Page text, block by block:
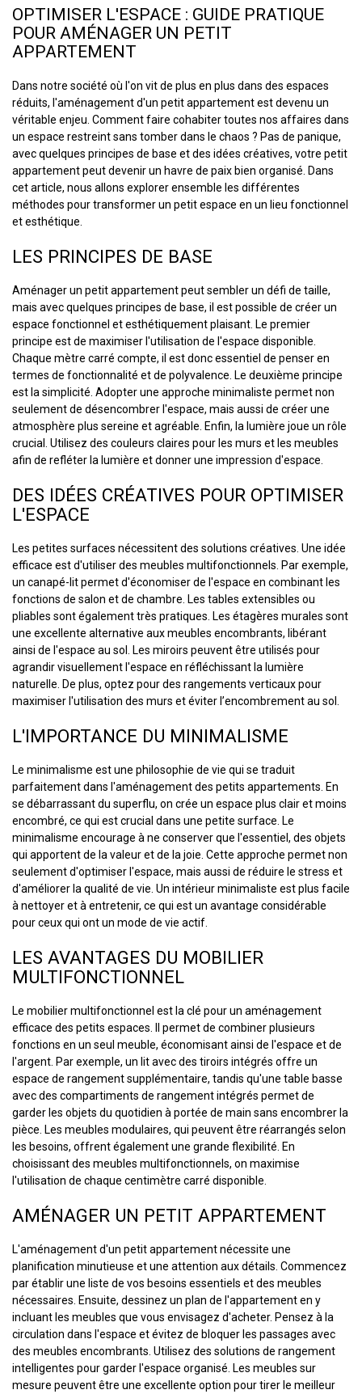
OPTIMISER L'ESPACE : GUIDE PRATIQUE
POUR AMÉNAGER UN PETIT
APPARTEMENT
Dans notre société où l'on vit de plus en plus dans des espaces
réduits, l'aménagement d'un petit appartement est devenu un
véritable enjeu. Comment faire cohabiter toutes nos affaires dans
un espace restreint sans tomber dans le chaos ? Pas de panique,
avec quelques principes de base et des idées créatives, votre petit
appartement peut devenir un havre de paix bien organisé. Dans
cet article, nous allons explorer ensemble les différentes
méthodes pour transformer un petit espace en un lieu fonctionnel
et esthétique.
LES PRINCIPES DE BASE
Aménager un petit appartement peut sembler un défi de taille,
mais avec quelques principes de base, il est possible de créer un
espace fonctionnel et esthétiquement plaisant. Le premier
principe est de maximiser l'utilisation de l'espace disponible.
Chaque mètre carré compte, il est donc essentiel de penser en
termes de fonctionnalité et de polyvalence. Le deuxième principe
est la simplicité. Adopter une approche minimaliste permet non
seulement de désencombrer l'espace, mais aussi de créer une
atmosphère plus sereine et agréable. Enfin, la lumière joue un rôle
crucial. Utilisez des couleurs claires pour les murs et les meubles
afin de refléter la lumière et donner une impression d'espace.
DES IDÉES CRÉATIVES POUR OPTIMISER
L'ESPACE
Les petites surfaces nécessitent des solutions créatives. Une idée
efficace est d'utiliser des meubles multifonctionnels. Par exemple,
un canapé-lit permet d'économiser de l'espace en combinant les
fonctions de salon et de chambre. Les tables extensibles ou
pliables sont également très pratiques. Les étagères murales sont
une excellente alternative aux meubles encombrants, libérant
ainsi de l'espace au sol. Les miroirs peuvent être utilisés pour
agrandir visuellement l'espace en réfléchissant la lumière
naturelle. De plus, optez pour des rangements verticaux pour
maximiser l'utilisation des murs et éviter l’encombrement au sol.
L'IMPORTANCE DU MINIMALISME
Le minimalisme est une philosophie de vie qui se traduit
parfaitement dans l'aménagement des petits appartements. En
se débarrassant du superflu, on crée un espace plus clair et moins
encombré, ce qui est crucial dans une petite surface. Le
minimalisme encourage à ne conserver que l'essentiel, des objets
qui apportent de la valeur et de la joie. Cette approche permet non
seulement d'optimiser l'espace, mais aussi de réduire le stress et
d'améliorer la qualité de vie. Un intérieur minimaliste est plus facile
à nettoyer et à entretenir, ce qui est un avantage considérable
pour ceux qui ont un mode de vie actif.
LES AVANTAGES DU MOBILIER
MULTIFONCTIONNEL
Le mobilier multifonctionnel est la clé pour un aménagement
efficace des petits espaces. Il permet de combiner plusieurs
fonctions en un seul meuble, économisant ainsi de l'espace et de
l'argent. Par exemple, un lit avec des tiroirs intégrés offre un
espace de rangement supplémentaire, tandis qu'une table basse
avec des compartiments de rangement intégrés permet de
garder les objets du quotidien à portée de main sans encombrer la
pièce. Les meubles modulaires, qui peuvent être réarrangés selon
les besoins, offrent également une grande flexibilité. En
choisissant des meubles multifonctionnels, on maximise
l'utilisation de chaque centimètre carré disponible.
AMÉNAGER UN PETIT APPARTEMENT
L'aménagement d'un petit appartement nécessite une
planification minutieuse et une attention aux détails. Commencez
par établir une liste de vos besoins essentiels et des meubles
nécessaires. Ensuite, dessinez un plan de l'appartement en y
incluant les meubles que vous envisagez d'acheter. Pensez à la
circulation dans l'espace et évitez de bloquer les passages avec
des meubles encombrants. Utilisez des solutions de rangement
intelligentes pour garder l'espace organisé. Les meubles sur
mesure peuvent être une excellente option pour tirer le meilleur